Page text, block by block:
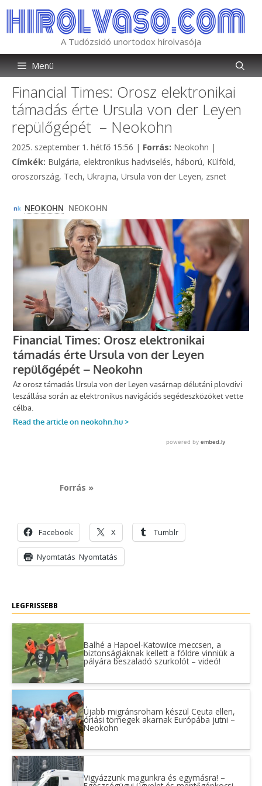
tartalomba
A Tudózsidó unortodox hírolvasója
Menü
Financial Times: Orosz elektronikai
támadás érte Ursula von der Leyen
repülőgépét – Neokohn
2025. szeptember 1. hétfő 15:56 | Forrás: Kategória
Neokohn |
Címkék: Címkék
Bulgária, elektronikus hadviselés, háború, Külföld,
oroszország, Tech, Ukrajna, Ursula von der Leyen, zsnet
Forrás »
Facebook X Tumblr
Nyomtatás Nyomtatás
LEGFRISSEBB
Balhé a Hapoel-Katowice meccsen, a
biztonságiaknak kellett a földre vinniük a
pályára beszaladó szurkolót – videó!
Újabb migránsroham készül Ceuta ellen,
óriási tömegek akarnak Európába jutni –
Neokohn
Vigyázzunk magunkra és egymásra! –